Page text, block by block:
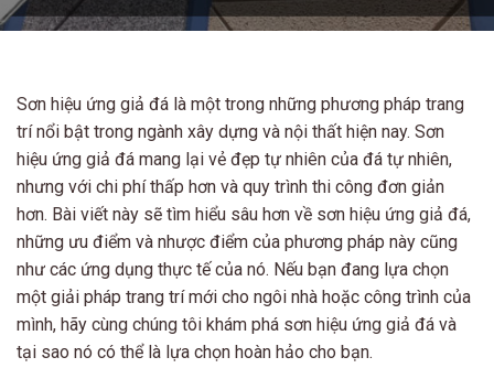
Sơn hiệu ứng giả đá là một trong những phương pháp trang
trí nổi bật trong ngành xây dựng và nội thất hiện nay. Sơn
hiệu ứng giả đá mang lại vẻ đẹp tự nhiên của đá tự nhiên,
nhưng với chi phí thấp hơn và quy trình thi công đơn giản
hơn. Bài viết này sẽ tìm hiểu sâu hơn về sơn hiệu ứng giả đá,
những ưu điểm và nhược điểm của phương pháp này cũng
như các ứng dụng thực tế của nó. Nếu bạn đang lựa chọn
một giải pháp trang trí mới cho ngôi nhà hoặc công trình của
mình, hãy cùng chúng tôi khám phá sơn hiệu ứng giả đá và
tại sao nó có thể là lựa chọn hoàn hảo cho bạn.